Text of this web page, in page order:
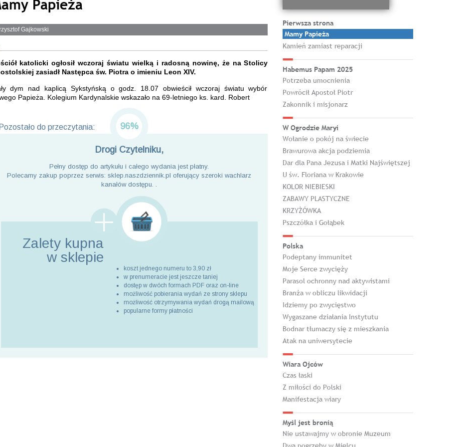
Papieża
Gajkowski
katolicki ogłosił wczoraj światu wielką i radosną nowinę, że na Stolicy
zasiadł Następca św. Piotra o imieniu Leon XIV.
dym nad kaplicą Sykstyńską o godz. 18.07 obwieścił wczoraj światu wybór
Papieża. Kolegium Kardynalskie wskazało na 69-letniego ks. kard. Robert
Pozostało do przeczytania: 96%
Drogi Czytelniku,
Pełny dostęp do artykułu i całego wydania jest płatny.
Polecamy zakup poprzez serwis: sklep.naszdziennik.pl oferujący szeroki wachlarz
kanałów dostępu. .
Zalety kupna
w sklepie
koszt jednego numeru to 3,90 zł
w prenumeracie jest jeszcze taniej
dostęp w dwóch formach PDF oraz on-line
możliwość pobierania wydań ze strony sklepu
możliwość otrzymywania wydań drogą mailową
popularne formy płatności
Pierwsza strona
Mamy Papieża
Kamień zamiast reparacji
Habemus Papam 2025
Potrzeba umocnienia
Powrócił Apostoł Piotr
Zakonnik i misjonarz
W Ogrodzie Maryi
Wołanie o pokój na świecie
Brawurowa akcja podziemia
Dar dla Pana Jezusa i Matki Najświętszej
U św. Floriana w Krakowie
KOLOR NIEBIESKI
ZABAWY PLASTYCZNE
KRZYŻÓWKA
Pszczółka i Gołąbek
Polska
Podeptany immunitet
Moje Serce zwycięży
Parasol ochronny nad aktywistami
Branża w obliczu likwidacji
Idziemy po zwycięstwo
Wygaszane działania Instytutu
Bodnar tłumaczy się z mieszkania
Atak na uniwersytecie
Wiara Ojców
Czas łaski
Z miłości do Polski
Manifestacja wiary
Myśl jest bronią
Nie ustawajmy w obronie Muzeum